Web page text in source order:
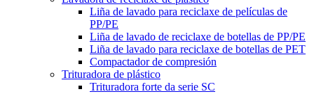
Liña de lavado para reciclaxe de películas de
PP/PE
Liña de lavado de reciclaxe de botellas de PP/PE
Liña de lavado para reciclaxe de botellas de PET
Compactador de compresión
Trituradora de plástico
Trituradora forte da serie SC